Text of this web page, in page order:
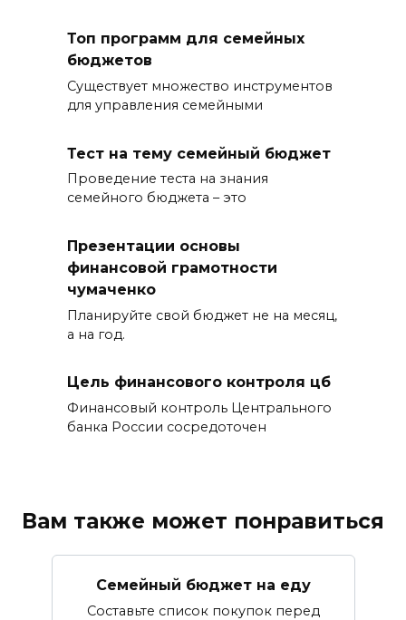
Топ программ для семейных
бюджетов
Существует множество инструментов
для управления семейными
Тест на тему семейный бюджет
Проведение теста на знания
семейного бюджета – это
Презентации основы
финансовой грамотности
чумаченко
Планируйте свой бюджет не на месяц,
а на год.
Цель финансового контроля цб
Финансовый контроль Центрального
банка России сосредоточен
Вам также может понравиться
Семейный бюджет на еду
Составьте список покупок перед